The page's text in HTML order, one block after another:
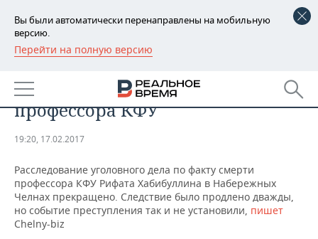
Вы были автоматически перенаправлены на мобильную
версию.
Перейти на полную версию
РЕГИОНЫ
БАШКОРТОСТАН
ТАТАРСТАН
НОВОСТИ
АНАЛИТИКА
ДЕКЛАРАЦИИ О ДОХОДАХ
КОРОЛИ ГОСЗАКАЗА ПФО
НОВОСТИ ЭКОНОМИКИ
ФИНАНСЫ
ПРОМЫШЛЕННОСТЬ
НОВОСТИ
ПРОМЫШЛЕННОСТИ
НЕДВИЖИМОСТЬ
дело по факту суицида
профессора КФУ
19:20, 17.02.2017
Расследование уголовного дела по факту смерти
профессора КФУ Рифата Хабибуллина в Набережных
Челнах прекращено. Следствие было продлено дважды,
но событие преступления так и не установили, пишет
Chelny-biz